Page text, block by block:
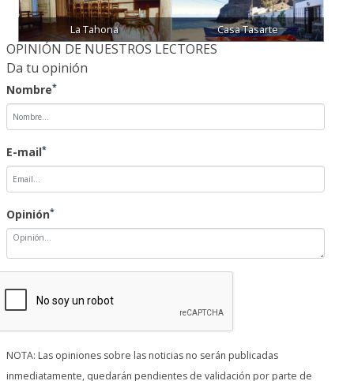
La Tahona Casa Tasarte
OPINIÓN DE NUESTROS LECTORES
Da tu opinión
Nombre*
E-mail*
Opinión*
NOTA: Las opiniones sobre las noticias no serán publicadas
inmediatamente, quedarán pendientes de validación por parte de